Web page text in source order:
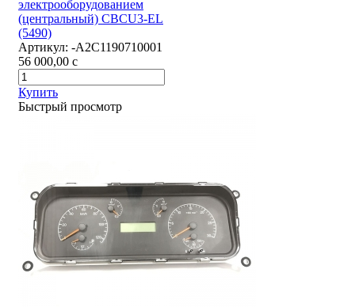
электрооборудованием
(центральный) CBCU3-EL
(5490)
Артикул: -А2С1190710001
56 000,00 c
Купить
Быстрый просмотр